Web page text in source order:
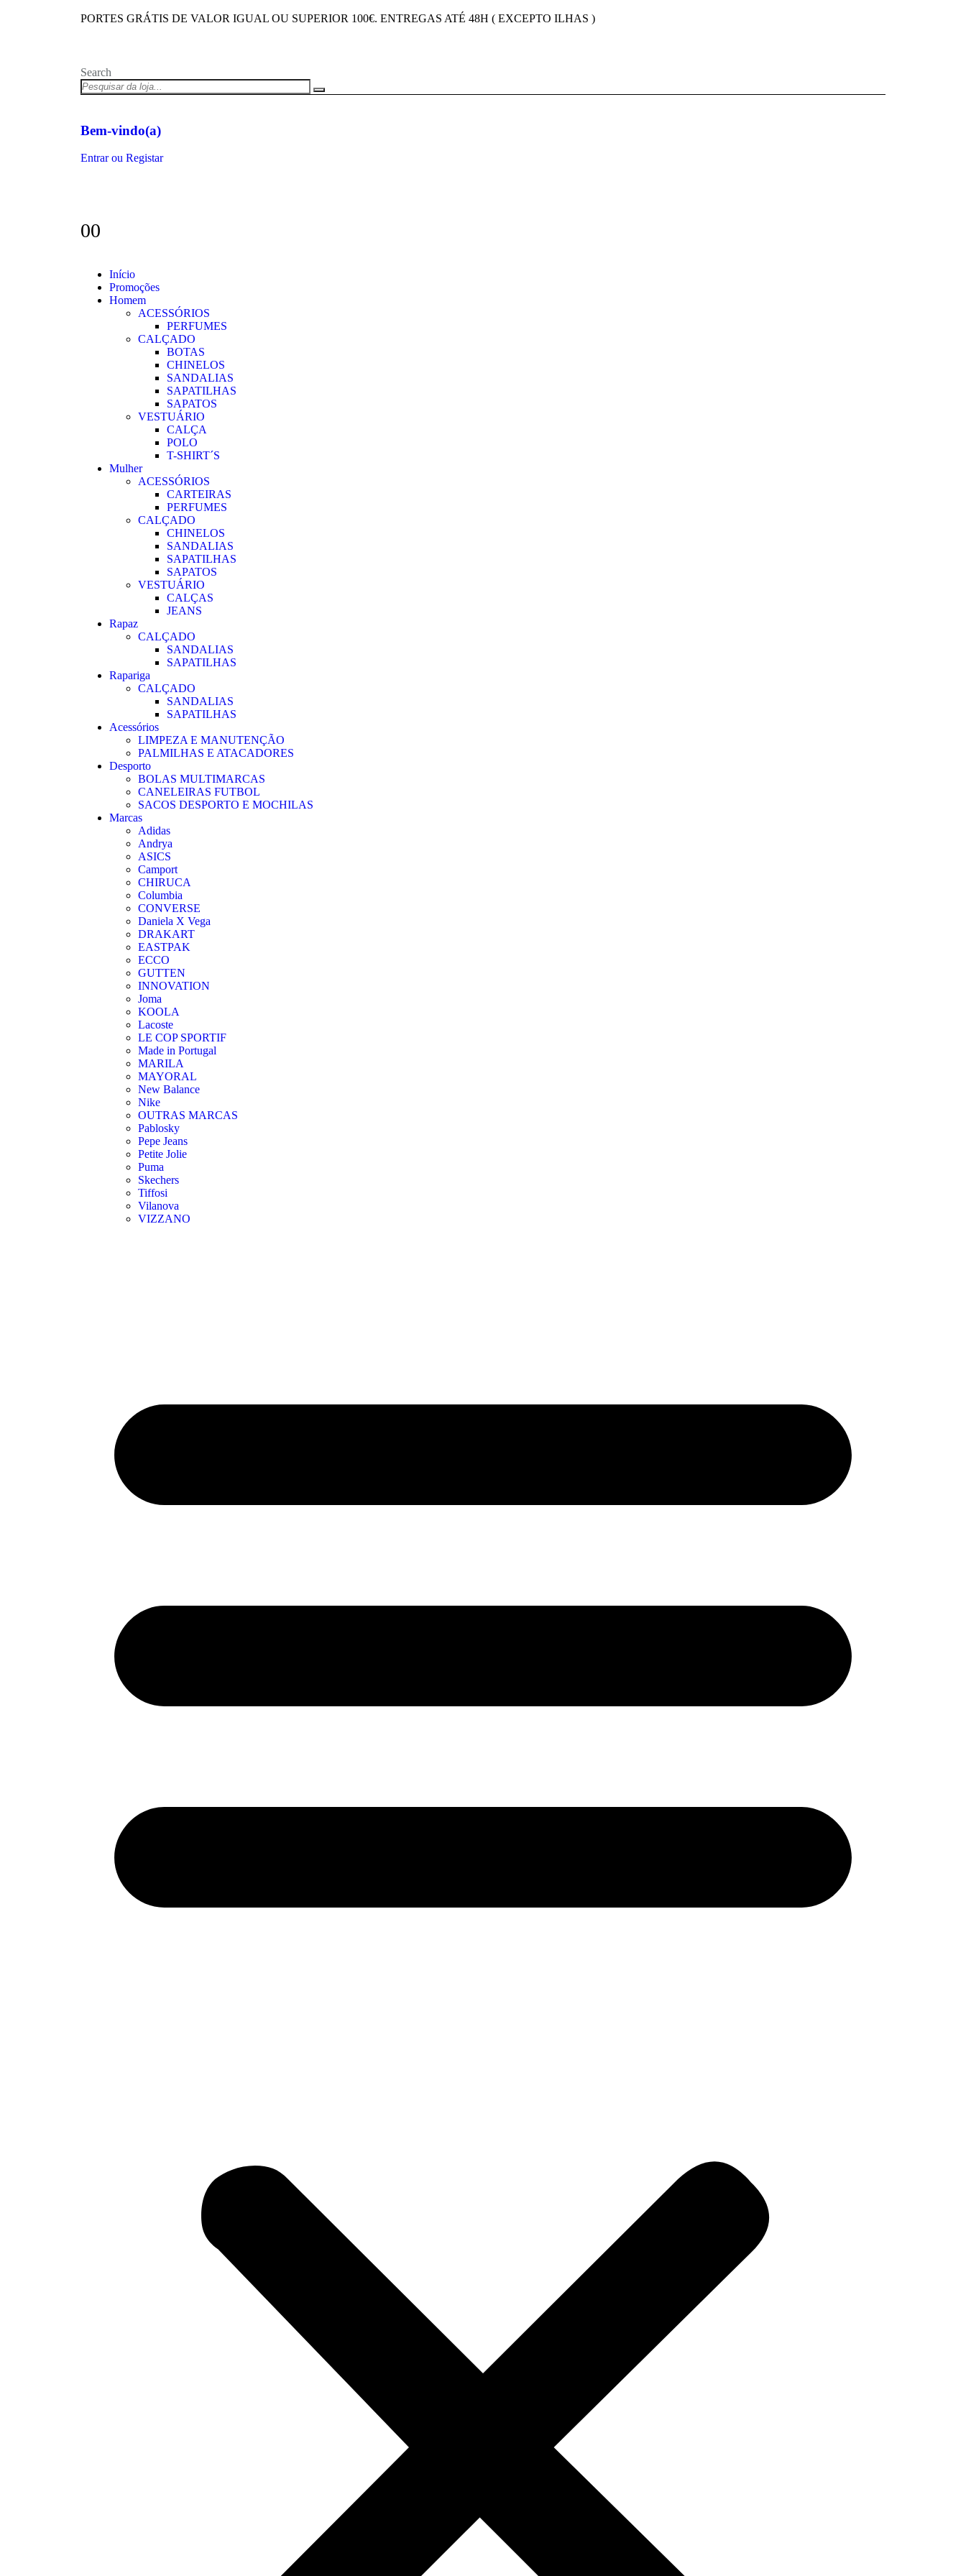
PORTES GRÁTIS DE VALOR IGUAL OU SUPERIOR 100€. ENTREGAS ATÉ 48H ( EXCEPTO ILHAS )
Search
Bem-vindo(a)
Entrar ou Registar
00
Início
Promoções
Homem
ACESSÓRIOS
PERFUMES
CALÇADO
BOTAS
CHINELOS
SANDALIAS
SAPATILHAS
SAPATOS
VESTUÁRIO
CALÇA
POLO
T-SHIRT´S
Mulher
ACESSÓRIOS
CARTEIRAS
PERFUMES
CALÇADO
CHINELOS
SANDALIAS
SAPATILHAS
SAPATOS
VESTUÁRIO
CALÇAS
JEANS
Rapaz
CALÇADO
SANDALIAS
SAPATILHAS
Rapariga
CALÇADO
SANDALIAS
SAPATILHAS
Acessórios
LIMPEZA E MANUTENÇÃO
PALMILHAS E ATACADORES
Desporto
BOLAS MULTIMARCAS
CANELEIRAS FUTBOL
SACOS DESPORTO E MOCHILAS
Marcas
Adidas
Andrya
ASICS
Camport
CHIRUCA
Columbia
CONVERSE
Daniela X Vega
DRAKART
EASTPAK
ECCO
GUTTEN
INNOVATION
Joma
KOOLA
Lacoste
LE COP SPORTIF
Made in Portugal
MARILA
MAYORAL
New Balance
Nike
OUTRAS MARCAS
Pablosky
Pepe Jeans
Petite Jolie
Puma
Skechers
Tiffosi
Vilanova
VIZZANO